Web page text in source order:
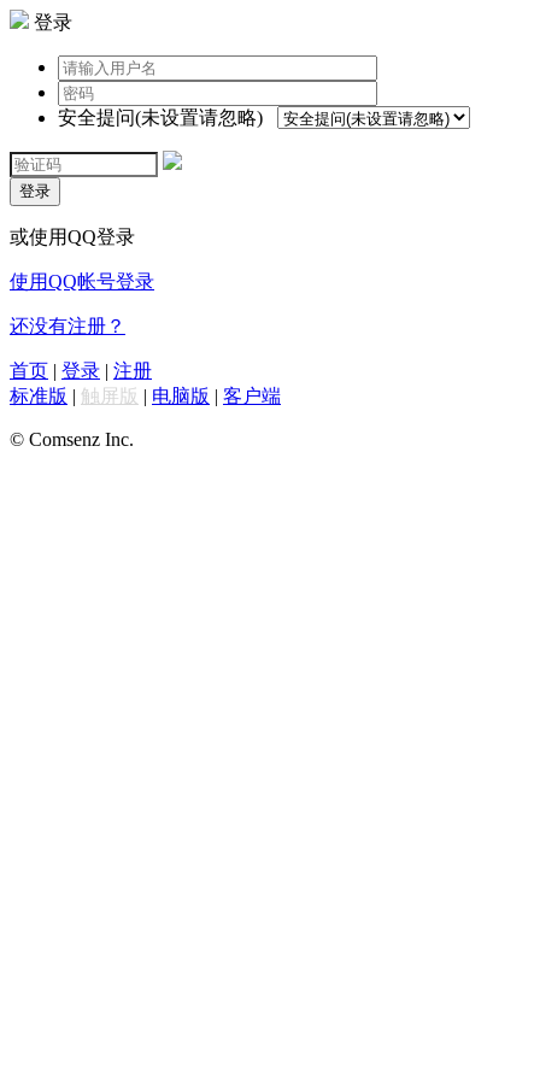
登录
安全提问(未设置请忽略)
登录
或使用QQ登录
使用QQ帐号登录
还没有注册？
首页 | 登录 | 注册
标准版 | 触屏版 | 电脑版 | 客户端
© Comsenz Inc.